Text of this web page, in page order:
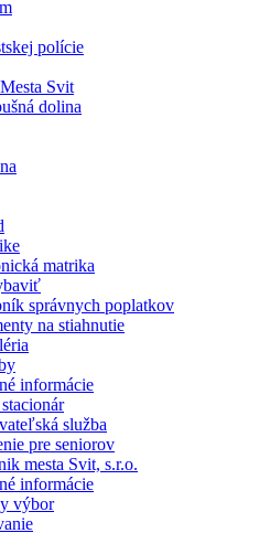
polície
Svit
dolina
matrika
správnych poplatkov
na stiahnutie
informácie
služba
pre seniorov
mesta Svit, s.r.o.
informácie
výbor